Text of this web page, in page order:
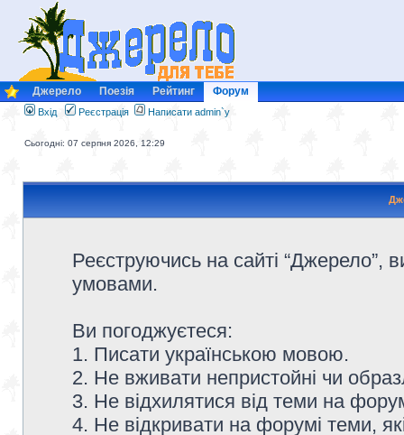
Джерело Поезія Рейтинг Форум
Вхід Реєстрація Написати admin`у
Сьогодні: 07 серпня 2026, 12:29
Реєструючись на сайті “Джерело”,
умовами.
Ви погоджуєтеся:
1. Писати українською мовою.
2. Не вживати непристойні чи
3. Не відхилятися від теми на
4. Не відкривати на форумі теми,